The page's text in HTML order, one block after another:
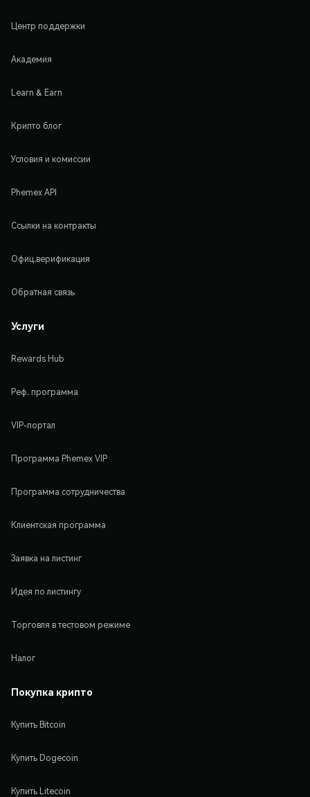
Центр поддержки
Академия
Learn & Earn
Крипто блог
Условия и комиссии
Phemex API
Ссылки на контракты
Офиц.верификация
Обратная связь
Услуги
Rewards Hub
Реф. программа
VIP-портал
Программа Phemex VIP
Программа сотрудничества
Клиентская программа
Заявка на листинг
Идея по листингу
Торговля в тестовом режиме
Налог
Покупка крипто
Купить Bitcoin
Купить Dogecoin
Купить Litecoin